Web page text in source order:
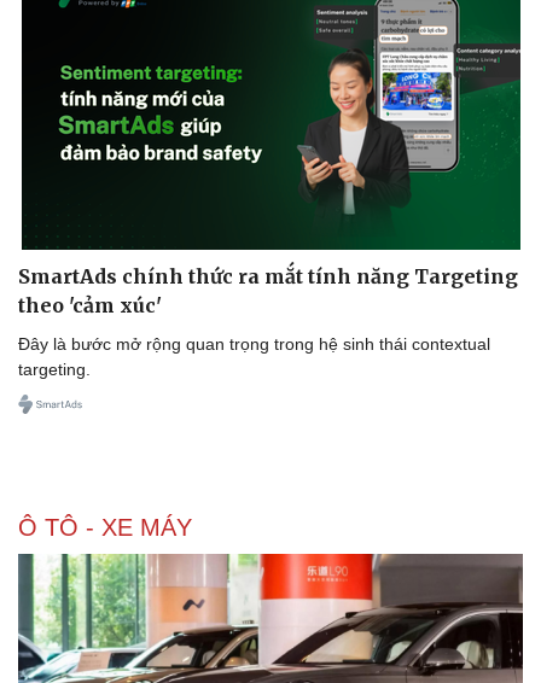
Thông tin doanh nghiệp
Doanh nghiệp 24h
Doanh nhân
Vì cộng đồng
Công nghệ
Sành điệu
Tin Công nghệ
Trải nghiệm
Chuyển đổi số
SmartAds chính thức ra mắt tính năng Targeting
theo 'cảm xúc'
Đây là bước mở rộng quan trọng trong hệ sinh thái contextual
targeting.
Ô TÔ - XE MÁY